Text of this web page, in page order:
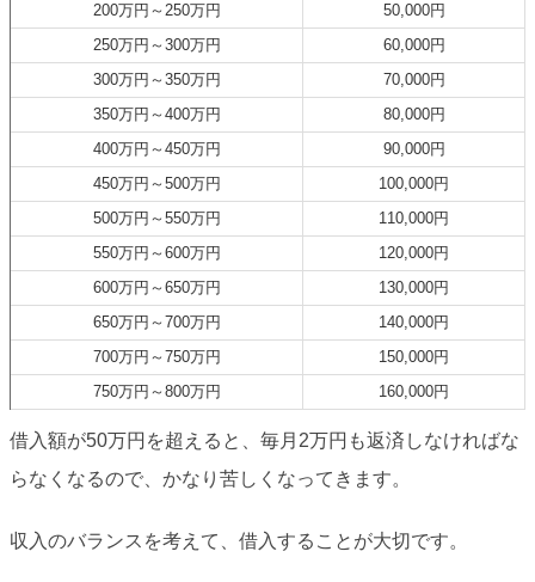
200万円～250万円
50,000円
250万円～300万円
60,000円
300万円～350万円
70,000円
350万円～400万円
80,000円
400万円～450万円
90,000円
450万円～500万円
100,000円
500万円～550万円
110,000円
550万円～600万円
120,000円
600万円～650万円
130,000円
650万円～700万円
140,000円
700万円～750万円
150,000円
750万円～800万円
160,000円
借入額が50万円を超えると、毎月2万円も返済しなければな
らなくなるので、かなり苦しくなってきます。
収入のバランスを考えて、借入することが大切です。